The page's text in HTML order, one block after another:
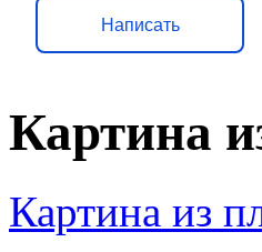
Написать
Картина
Картина из